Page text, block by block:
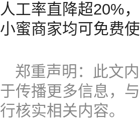
人工率直降超20%
小蜜商家均可免费
郑重声明：此文
于传播更多信息，
行核实相关内容。